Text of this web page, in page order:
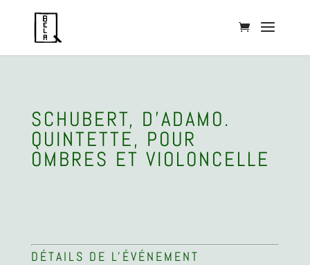
SCHUBERT, D’ADAMO.
QUINTETTE, POUR
OMBRES ET VIOLONCELLE
DÉTAILS DE L'ÉVÉNEMENT